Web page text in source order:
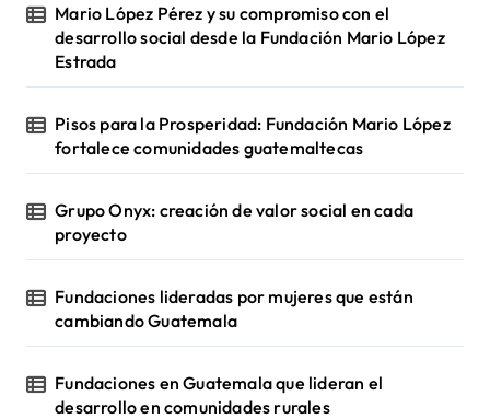
ó
n
d
e
e
n
t
r
a
Mario López Pérez y su compromiso con el
desarrollo social desde la Fundación Mario López
Estrada
Pisos para la Prosperidad: Fundación Mario López
fortalece comunidades guatemaltecas
Grupo Onyx: creación de valor social en cada
proyecto
Fundaciones lideradas por mujeres que están
cambiando Guatemala
Fundaciones en Guatemala que lideran el
desarrollo en comunidades rurales